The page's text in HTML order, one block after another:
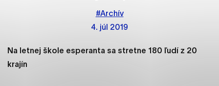
4. júl 2019
#Archív
Na letnej škole esperanta sa stretne 180 ľudí z 20
krajín
Technické súbory cookie sú pre prevádzku
uplatniteľnými tým, že umožňujú základné funkcie,
ako je navigácia na stránke a prístup k